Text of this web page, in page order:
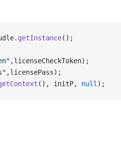
getInstance();
,licenseCheckToken);
,licensePass);
(), initP, null );